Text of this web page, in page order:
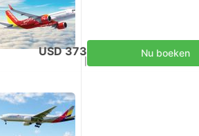
USD 373 Nu boeken